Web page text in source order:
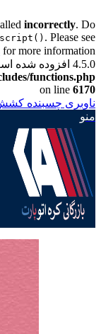
incorrectly. Do
. Please see
4.5.0 افزوده شده است.) in
functions.php
on line 6170
ناوبری چسبنده کشش
منو